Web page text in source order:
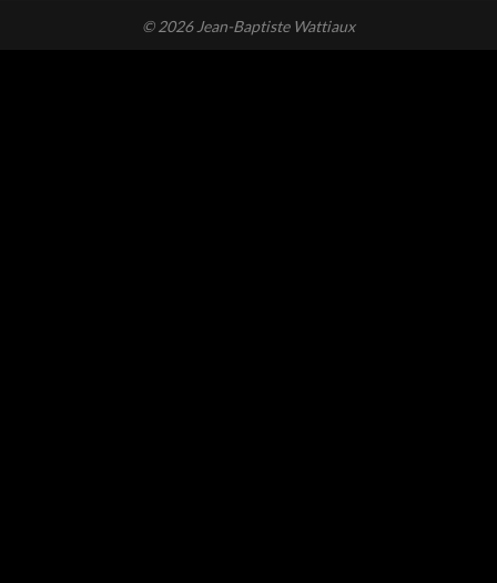
© 2026 Jean-Baptiste Wattiaux